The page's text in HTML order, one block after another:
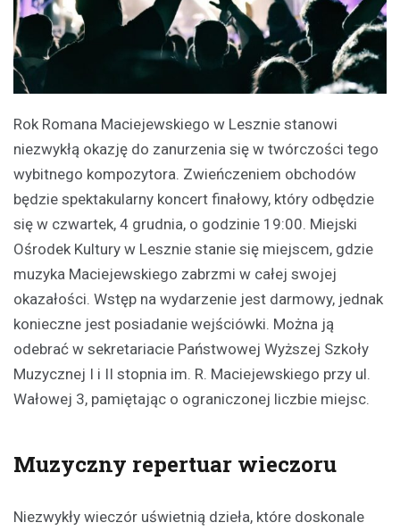
Rok Romana Maciejewskiego w Lesznie stanowi
niezwykłą okazję do zanurzenia się w twórczości tego
wybitnego kompozytora. Zwieńczeniem obchodów
będzie spektakularny koncert finałowy, który odbędzie
się w czwartek, 4 grudnia, o godzinie 19:00. Miejski
Ośrodek Kultury w Lesznie stanie się miejscem, gdzie
muzyka Maciejewskiego zabrzmi w całej swojej
okazałości. Wstęp na wydarzenie jest darmowy, jednak
konieczne jest posiadanie wejściówki. Można ją
odebrać w sekretariacie Państwowej Wyższej Szkoły
Muzycznej I i II stopnia im. R. Maciejewskiego przy ul.
Wałowej 3, pamiętając o ograniczonej liczbie miejsc.
Muzyczny repertuar wieczoru
Niezwykły wieczór uświetnią dzieła, które doskonale